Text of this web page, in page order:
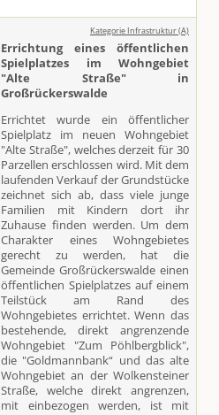
Kategorie Infrastruktur (A)
Errichtung eines öffentlichen
Spielplatzes im Wohngebiet
"Alte Straße" in
Großrückerswalde
Errichtet wurde ein öffentlicher
Spielplatz im neuen Wohngebiet
"Alte Straße", welches derzeit für 30
Parzellen erschlossen wird. Mit dem
laufenden Verkauf der Grundstücke
zeichnet sich ab, dass viele junge
Familien mit Kindern dort ihr
Zuhause finden werden. Um dem
Charakter eines Wohngebietes
gerecht zu werden, hat die
Gemeinde Großrückerswalde einen
öffentlichen Spielplatzes auf einem
Teilstück am Rand des
Wohngebietes errichtet. Wenn das
bestehende, direkt angrenzende
Wohngebiet "Zum Pöhlbergblick",
die "Goldmannbank“ und das alte
Wohngebiet an der Wolkensteiner
Straße, welche direkt angrenzen,
mit einbezogen werden, ist mit